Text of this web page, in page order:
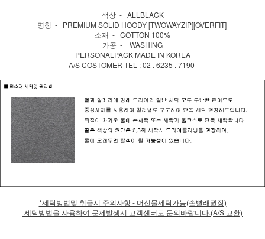
색상 - ALLBLACK
명칭 - PREMIUM SOLID HOODY [TWOWAYZIP][OVERFIT]
소재 - COTTON 100%
가공 - WASHING
PERSONALPACK MADE IN KOREA
A/S COSTOMER TEL : 02 . 6235 . 7190
*세탁방법및 취급시 주의사항 - 머신물세탁가능(손빨래권장)
세탁방법을 사용하여 문제발생시 고객센터로 문의바랍니다.(A/S 교환)